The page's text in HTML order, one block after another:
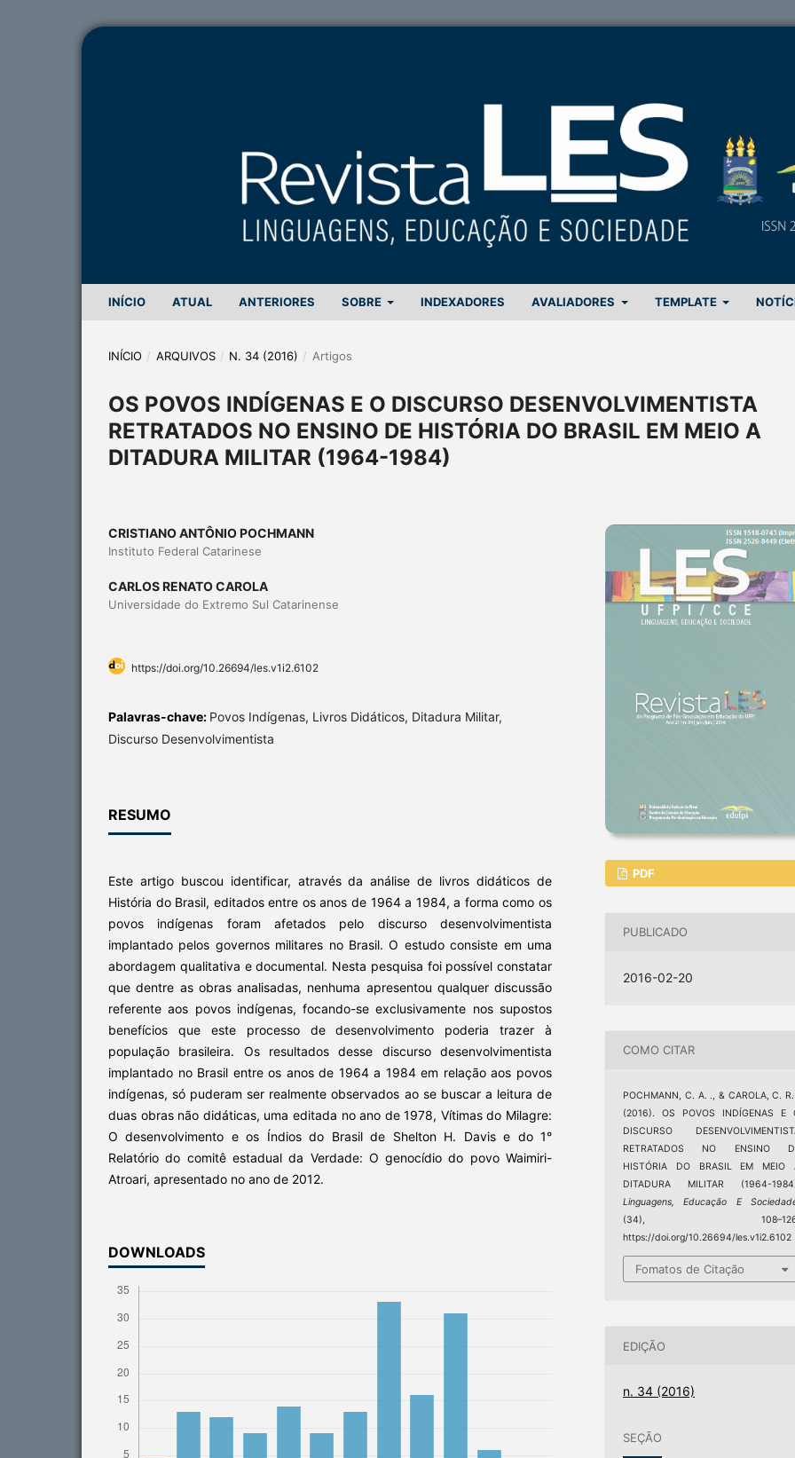
INÍCIO ATUAL ANTERIORES SOBRE INDEXADORES AVALIADORES TEMPLATE
INÍCIO / ARQUIVOS / N. 34 (2016) / Artigos
OS POVOS INDÍGENAS E O DISCURSO DESENVOLVIMENTISTA
RETRATADOS NO ENSINO DE HISTÓRIA DO BRASIL EM MEIO A
DITADURA MILITAR (1964-1984)
CRISTIANO ANTÔNIO POCHMANN
Instituto Federal Catarinese
CARLOS RENATO CAROLA
Universidade do Extremo Sul Catarinense
https://doi.org/10.26694/les.v1i2.6102
Palavras-chave: Povos Indígenas, Livros Didáticos, Ditadura Militar,
Discurso Desenvolvimentista
RESUMO
Este artigo buscou identificar, através da análise de livros didáticos de
História do Brasil, editados entre os anos de 1964 a 1984, a forma como os
povos indígenas foram afetados pelo discurso desenvolvimentista
implantado pelos governos militares no Brasil. O estudo consiste em uma
abordagem qualitativa e documental. Nesta pesquisa foi possível constatar
que dentre as obras analisadas, nenhuma apresentou qualquer discussão
referente aos povos indígenas, focando-se exclusivamente nos supostos
benefícios que este processo de desenvolvimento poderia trazer à
população brasileira. Os resultados desse discurso desenvolvimentista
implantado no Brasil entre os anos de 1964 a 1984 em relação aos povos
indígenas, só puderam ser realmente observados ao se buscar a leitura de
duas obras não didáticas, uma editada no ano de 1978, Vítimas do Milagre:
O desenvolvimento e os Índios do Brasil de Shelton H. Davis e do 1°
Relatório do comitê estadual da Verdade: O genocídio do povo Waimiri-
Atroari, apresentado no ano de 2012.
DOWNLOADS
PDF
PUBLICADO
2016-02-20
COMO CITAR
POCHMANN, C. A. ., & CAROLA, C.
(2016). OS POVOS INDÍGENAS E
DISCURSO
RETRATADOS NO ENSINO
HISTÓRIA DO BRASIL EM MEIO
DITADURA MILITAR (1964-
Linguagens, Educação E
(34),
https://doi.org/10.26694/les.v1i2.6102
Fomatos de Citação
EDIÇÃO
n. 34 (2016)
SEÇÃO